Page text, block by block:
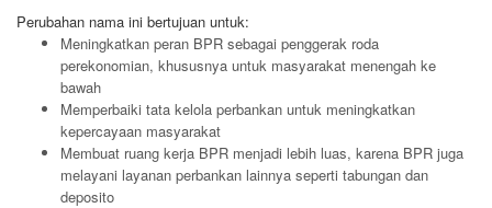
Perubahan nama ini bertujuan untuk:
Meningkatkan peran BPR sebagai penggerak roda
perekonomian, khususnya untuk masyarakat menengah ke
bawah
Memperbaiki tata kelola perbankan untuk meningkatkan
kepercayaan masyarakat
Membuat ruang kerja BPR menjadi lebih luas, karena BPR juga
melayani layanan perbankan lainnya seperti tabungan dan
deposito